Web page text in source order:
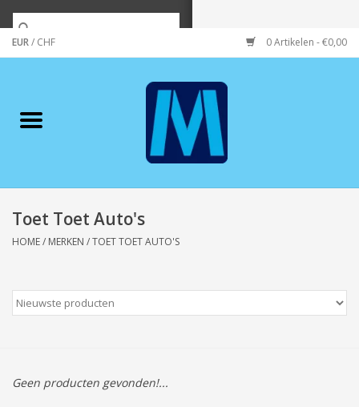
EUR/ CHF 0 Artikelen - €0,00
Merken
Wonen/koken/huishouden
Wenskaarten
Tassen/Portemonnee
Toet Toet Auto's
HOME/ MERKEN /TOET TOET AUTO'S
Geen producten gevonden!...